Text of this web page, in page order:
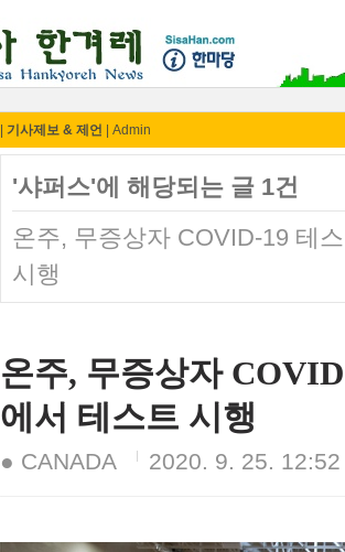
기사제보 & 제언 Admin
'샤퍼스'에 해당되는 글 1건
온주, 무증상자 COVID-19 테
시행
온주, 무증상자
에서 테스트 시행
● CANADA 2020. 9. 25. 12:52